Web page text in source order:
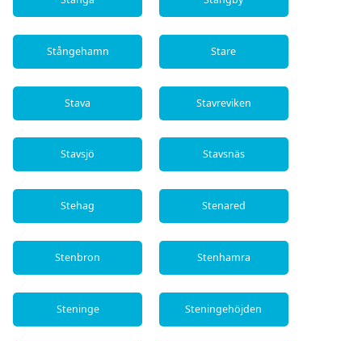
Stångehamn Stare
Stava Stavreviken
Stavsjö Stavsnäs
Stehag Stenared
Stenbron Stenhamra
Steninge Steningehöjden